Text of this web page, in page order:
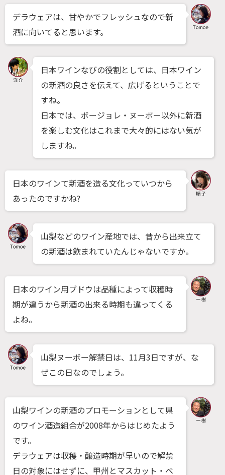
デラウェアは、甘やかでフレッシュなので新
酒に向いてると思います。
日本ワインなびの役割としては、日本ワイン
の新酒の良さを伝えて、広げるということで
すね。
日本では、ボージョレ・ヌーボー以外に新酒
を楽しむ文化はこれまで大々的にはない気が
しますね。
日本のワインて新酒を造る文化っていつから
あったのですかね?
山梨などのワイン産地では、昔から出来立て
の新酒は飲まれていたんじゃないですか。
日本のワイン用ブドウは品種によって収穫時
期が違うから新酒の出来る時期も違ってくる
よね。
山梨ヌーボー解禁日は、11月3日ですが、な
ぜこの日なのでしょう。
山梨ワインの新酒のプロモーションとして県
のワイン酒造組合が2008年からはじめたよう
です。
デラウェアは収穫・醸造時期が早いので解禁
日の対象にはせずに、甲州とマスカット・ベ